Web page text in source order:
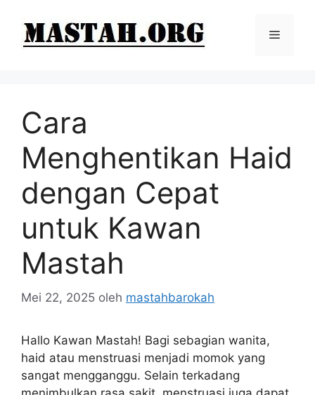
Menu
Cara
Menghentikan Haid
dengan Cepat
untuk Kawan
Mastah
Mei 22, 2025 oleh mastahbarokah
Hallo Kawan Mastah! Bagi sebagian wanita,
haid atau menstruasi menjadi momok yang
sangat mengganggu. Selain terkadang